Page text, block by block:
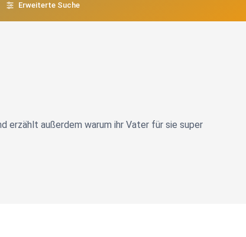
Erweiterte Suche
erzählt außerdem warum ihr Vater für sie super